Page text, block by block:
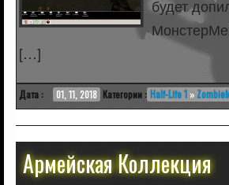
будет
[…]
Дата : 01, 11, 2018 Категории : Half-Life 1 »
Армейская Коллекция